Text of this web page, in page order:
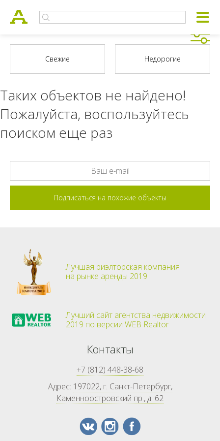
Таких объектов не найдено!
Пожалуйста, воспользуйтесь
поиском еще раз
Лучшая риэлторская компания
на рынке аренды 2019
Лучший сайт агентства недвижимости
2019 по версии WEB Realtor
Контакты
+7 (812) 448-38-68
Адрес: 197022, г. Санкт-Петербург,
Каменноостровский пр., д. 62